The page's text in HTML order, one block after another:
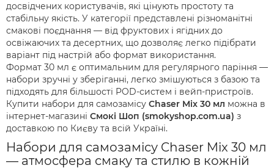
досвідчених користувачів, які цінують простоту та
стабільну якість. У категорії представлені різноманітні
смакові поєднання — від фруктових і ягідних до
освіжаючих та десертних, що дозволяє легко підібрати
варіант під настрій або формат використання.
Формат 30 мл є оптимальним для регулярного паріння —
набори зручні у зберіганні, легко змішуються з базою та
підходять для більшості POD-систем і вейп-пристроїв.
Купити набори для самозамісу Chaser Mix 30 мл можна в
інтернет-магазині Смокі Шоп (smokyshop.com.ua) з
доставкою по Києву та всій Україні.
Набори для самозамісу Chaser Mix 30 мл
— атмосфера смаку та стилю в кожній